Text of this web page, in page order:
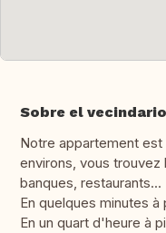
Sobre el vecindario
Notre appartement est
environs, vous trouvez
banques, restaurants...
En quelques minutes
En un quart d'heure à